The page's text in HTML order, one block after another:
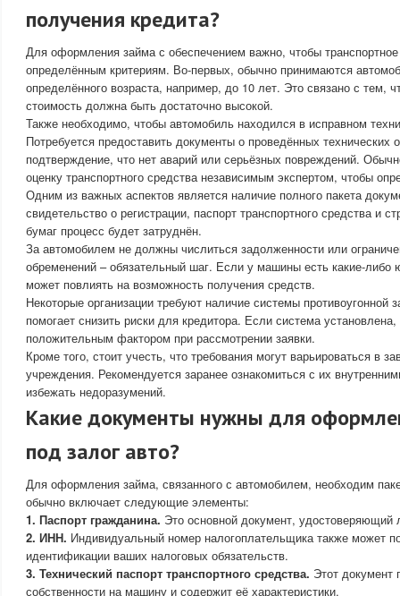
получения кредита?
Для оформления займа с обеспечением важно, чтобы транспортное
определённым критериям. Во-первых, обычно принимаются
определённого возраста, например, до 10 лет. Это связано с тем,
стоимость должна быть достаточно высокой.
Также необходимо, чтобы автомобиль находился в исправном
Потребуется предоставить документы о проведённых технических
подтверждение, что нет аварий или серьёзных повреждений.
оценку транспортного средства независимым экспертом, чтобы
Одним из важных аспектов является наличие полного пакета
свидетельство о регистрации, паспорт транспортного средства и
бумаг процесс будет затруднён.
За автомобилем не должны числиться задолженности или
обременений – обязательный шаг. Если у машины есть какие-либо
может повлиять на возможность получения средств.
Некоторые организации требуют наличие системы
помогает снизить риски для кредитора. Если система
положительным фактором при рассмотрении заявки.
Кроме того, стоит учесть, что требования могут варьироваться в
учреждения. Рекомендуется заранее ознакомиться с их
избежать недоразумений.
Какие документы нужны для
под залог авто?
Для оформления займа, связанного с автомобилем, необходим
обычно включает следующие элементы:
1. Паспорт гражданина. Это основной документ, удостоверяющий
2. ИНН. Индивидуальный номер налогоплательщика также может
идентификации ваших налоговых обязательств.
3. Технический паспорт транспортного средства. Этот документ
собственности на машину и содержит её характеристики.